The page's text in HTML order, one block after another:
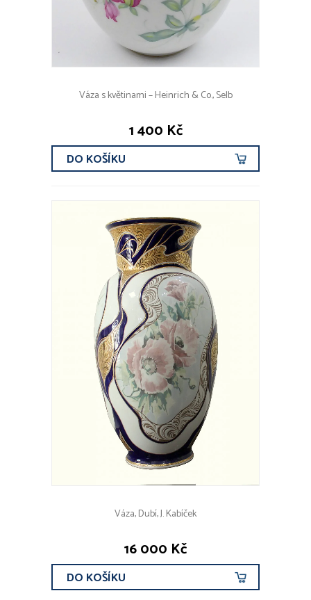
Váza s květinami – Heinrich & Co., Selb
1 400 Kč
DO KOŠÍKU
Váza, Dubí, J. Kabíček
16 000 Kč
DO KOŠÍKU